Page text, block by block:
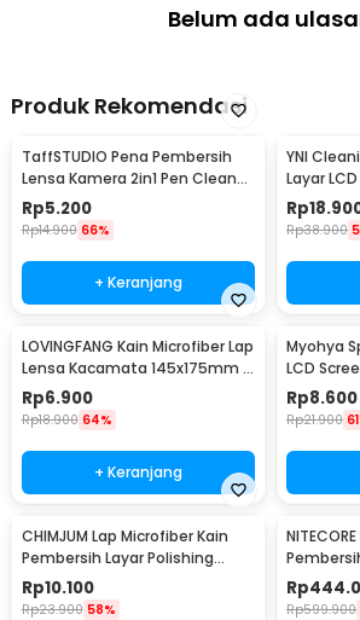
Belum ada
Produk Rekomendasi
TaffSTUDIO Pena Pembersih
Lensa Kamera 2in1 Pen Cleaner
for Camera - LP-1
Rp5.200
Rp14.900 66%
+ Keranjang
YNI
Layar
Kamera -
Rp
Rp38.900
LOVINGFANG Kain Microfiber Lap
Lensa Kacamata 145x175mm 5
PCS - K-25P
Rp6.900
Rp18.900 64%
+ Keranjang
Myohya
LCD
2in1 12ml -
Rp8.600
Rp21.900
CHIMJUM Lap Microfiber Kain
Pembersih Layar Polishing
Cloth 16x16cm - E-04
Rp10.100
Rp23.900 58%
Removal
nano
Rp
Rp599.900